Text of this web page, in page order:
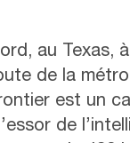
au Texas, à
de la
est un
de